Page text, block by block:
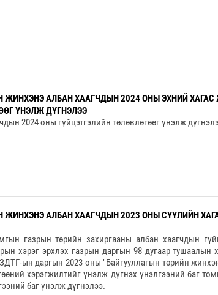
ЖИНХЭНЭ АЛБАН ХААГЧДЫН 2024 ОНЫ ЭХНИЙ
ҮНЭЛЖ ДҮГНЭЛЭЭ
2024 оны гүйцэтгэлийн төлөвлөгөөг үнэлж
ЖИНХЭНЭ АЛБАН ХААГЧДЫН 2023 ОНЫ СҮҮЛИЙН
газрын төрийн захиргааны албан хаагчдын
хэрэг эрхлэх газрын даргын 98 дугаар тушаалын
ын даргын 2023 оны "Байгууллагын төрийн
хэрэгжилтийг үнэлж дүгнэх үнэлгээний баг
баг үнэлж дүгнэлээ.